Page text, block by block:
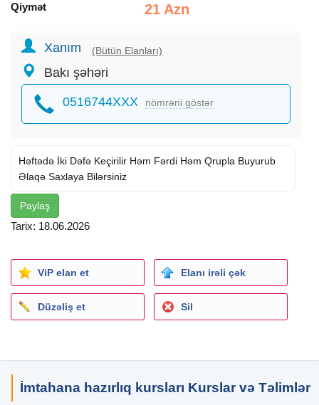
Qiymət 21 Azn
Xanım (Bütün Elanları)
Bakı şəhəri
0516744XXX nömrəni göstər
Həftədə İki Dəfə Keçirilir Həm Fərdi Həm Qrupla Buyurub
Əlaqə Saxlaya Bilərsiniz
Paylaş
Tarix: 18.06.2026
ViP elan et Elanı irəli çək
Düzəliş et Sil
İmtahana hazırlıq kursları Kurslar və Təlimlər